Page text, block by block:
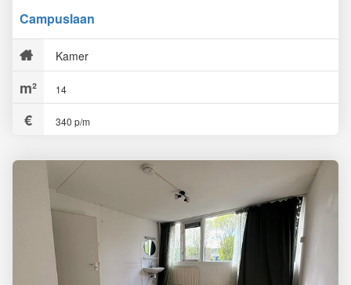
Campuslaan
Kamer
14
340 p/m